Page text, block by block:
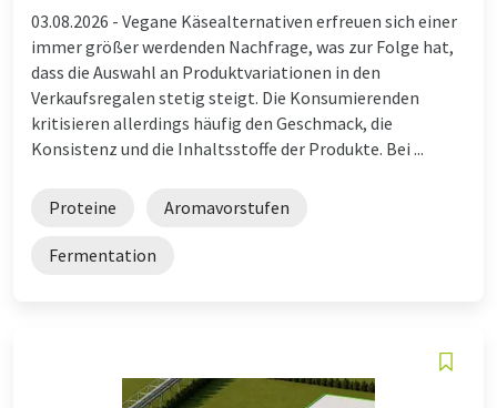
03.08.2026 - Vegane Käsealternativen erfreuen sich einer
immer größer werdenden Nachfrage, was zur Folge hat,
dass die Auswahl an Produktvariationen in den
Verkaufsregalen stetig steigt. Die Konsumierenden
kritisieren allerdings häufig den Geschmack, die
Konsistenz und die Inhaltsstoffe der Produkte. Bei ...
Proteine Aromavorstufen
Fermentation